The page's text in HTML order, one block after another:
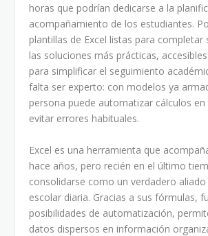
horas que podrían dedicarse a la
acompañamiento de los estudiantes.
plantillas de Excel listas para completar
las soluciones más prácticas,
para simplificar el seguimiento
falta ser experto: con modelos ya
persona puede automatizar cálculos
evitar errores habituales.
Excel es una herramienta que
hace años, pero recién en el último
consolidarse como un verdadero
escolar diaria. Gracias a sus fórmulas,
posibilidades de automatización,
datos dispersos en información